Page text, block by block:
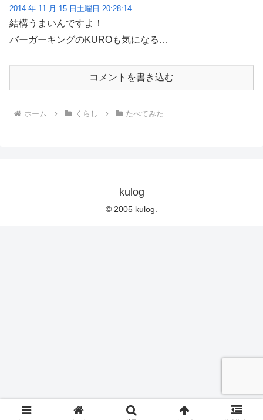
2014 年 11 月 15 日土曜日 20:28:14
結構うまいんですよ！
バーガーキングのKUROも気になる…
コメントを書き込む
ホーム くらし たべてみた
kulog
© 2005 kulog.